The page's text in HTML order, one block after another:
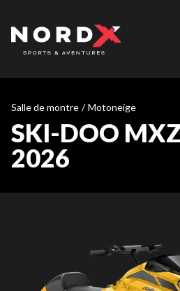
Salle de montre / Motoneige
SKI-DOO
2026